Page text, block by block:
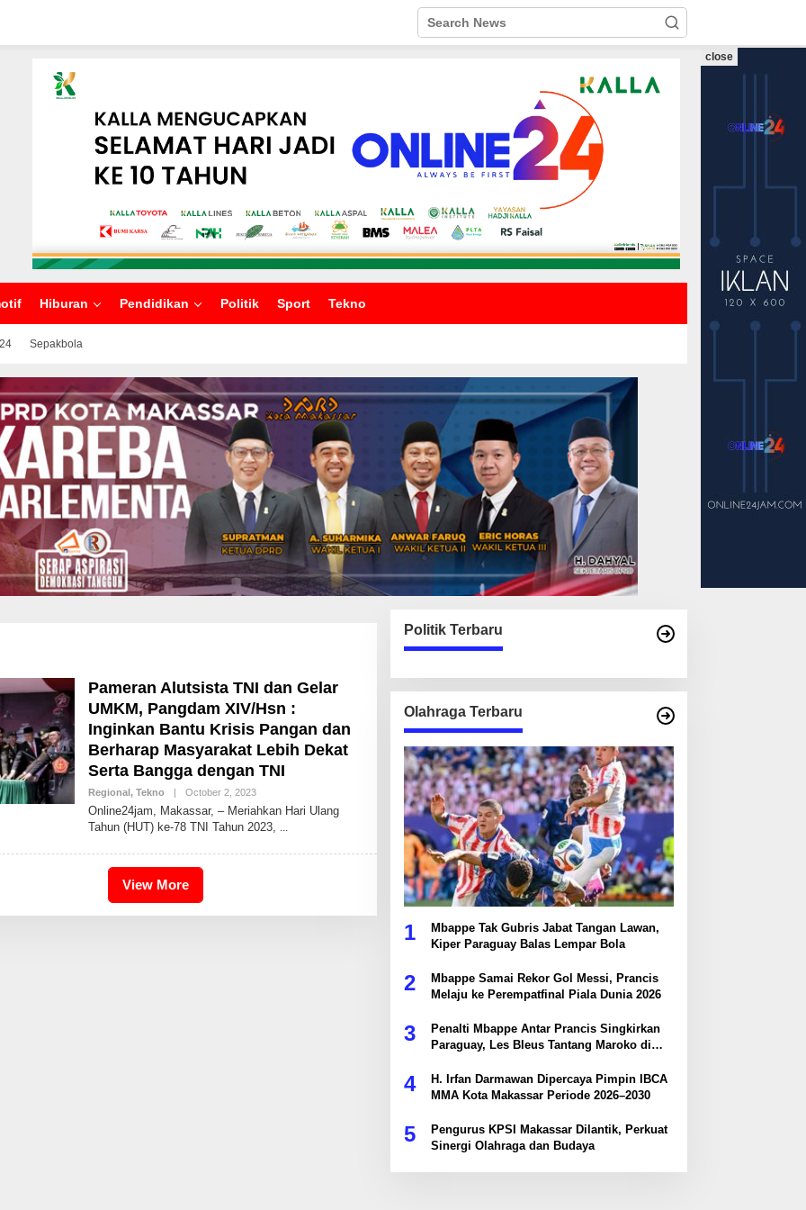
Hiburan Pendidikan Politik Sport Tekno
Sepakbola
close
Pameran Alutsista TNI dan Gelar
UMKM, Pangdam XIV/Hsn :
Inginkan Bantu Krisis Pangan dan
Berharap Masyarakat Lebih Dekat
Serta Bangga dengan TNI
Regional, Tekno | October 2, 2023B
Y
I
D
I
Online24jam, Makassar, – Meriahkan Hari Ulang
Tahun (HUT) ke-78 TNI Tahun 2023,
View More
Politik Terbaru
Olahraga Terbaru
1
Mbappe Tak Gubris Jabat Tangan Lawan,
Kiper Paraguay Balas Lempar Bola
2
Mbappe Samai Rekor Gol Messi, Prancis
Melaju ke Perempatfinal Piala Dunia 2026
3
Penalti Mbappe Antar Prancis Singkirkan
Paraguay, Les Bleus Tantang Maroko di
4
H. Irfan Darmawan Dipercaya Pimpin IBCA
MMA Kota Makassar Periode 2026–2030
5
Pengurus KPSI Makassar Dilantik, Perkuat
Sinergi Olahraga dan Budaya